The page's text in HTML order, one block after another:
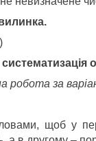
систематизація
робота за
щоб у